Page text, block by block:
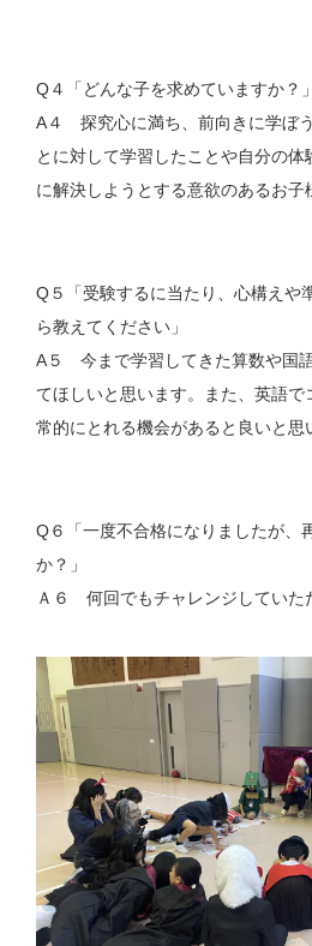
Q４「どんな子を求めていますか？」
A４ 探究心に満ち、前向きに学ぼ
とに対して学習したことや自分の体
に解決しようとする意欲のあるお子
Q５「受験するに当たり、心構えや
ら教えてください」
A５ 今まで学習してきた算数や国
てほしいと思います。また、英語で
常的にとれる機会があると良いと思
Q６「一度不合格になりましたが、
か？」
Ａ６ 何回でもチャレンジしていた